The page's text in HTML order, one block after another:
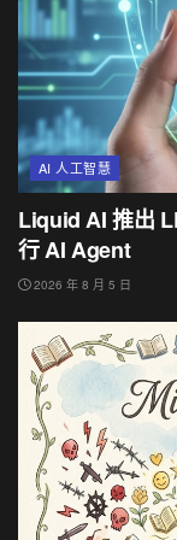
AI 人工智慧
Liquid AI 推出
行 AI Agent
2026 年 8 月 5 日